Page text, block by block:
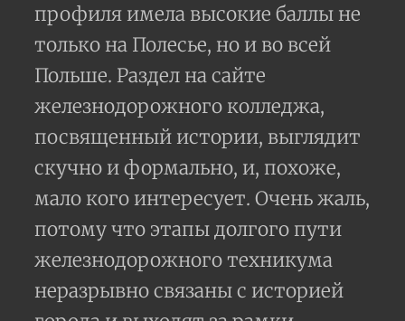
профиля имела высокие баллы не
только на Полесье, но и во всей
Польше. Раздел на сайте
железнодорожного колледжа,
посвященный истории, выглядит
скучно и формально, и, похоже,
мало кого интересует. Очень жаль,
потому что этапы долгого пути
железнодорожного техникума
неразрывно связаны с историей